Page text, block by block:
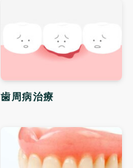
歯周病治療